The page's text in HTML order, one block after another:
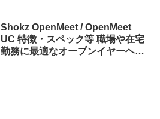
Shokz OpenMeet / OpenMeet
UC 特徴・スペック等 職場や在宅
勤務に最適なオープンイヤーヘッ